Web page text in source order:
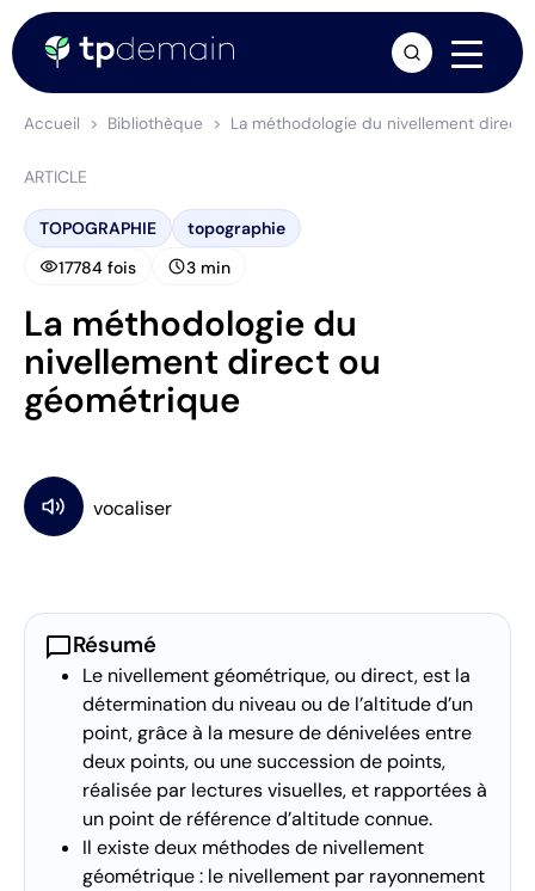
Accueil Bibliothèque La méthodologie du nivellement direct
ARTICLE
TOPOGRAPHIE topographie
visibility17784 fois schedule3 min
La méthodologie du
nivellement direct ou
géométrique
chat_bubbleRésumé
Le nivellement géométrique, ou direct, est la
détermination du niveau ou de l’altitude d’un
point, grâce à la mesure de dénivelées entre
deux points, ou une succession de points,
réalisée par lectures visuelles, et rapportées à
un point de référence d’altitude connue.
Il existe deux méthodes de nivellement
géométrique : le nivellement par rayonnement
arrow_forward